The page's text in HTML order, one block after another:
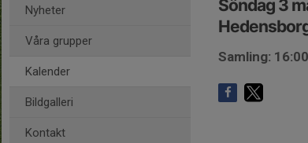
Nyheter
Våra grupper
Kalender
Bildgalleri
Kontakt
Söndag 3
Samling: 16:00